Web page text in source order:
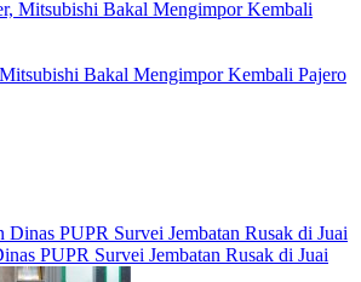
Bakal Mengimpor Kembali Pajero
PUPR Survei Jembatan Rusak di Juai